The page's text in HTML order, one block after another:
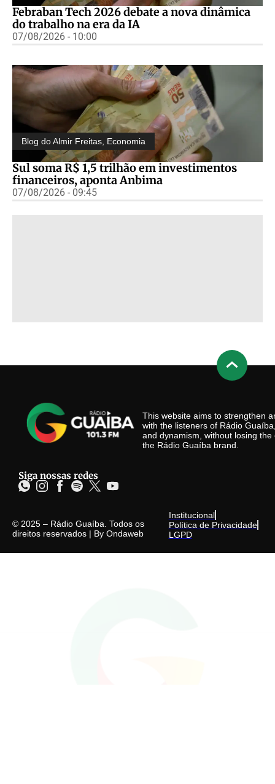
Febraban Tech 2026 debate a nova dinâmica
do trabalho na era da IA
07/08/2026 - 10:00
Blog do Almir Freitas Economia
Sul soma R$ 1,5 trilhão em investimentos
financeiros, aponta Anbima
07/08/2026 - 09:45
This website aims to strengthen
with the listeners of Rádio
and dynamism, without losing
the Rádio Guaíba brand.
Siga nossas redes
© 2025 – Rádio Guaíba. Todos os
direitos reservados | By Ondaweb
Institucional
Política de Privacidade
LGPD